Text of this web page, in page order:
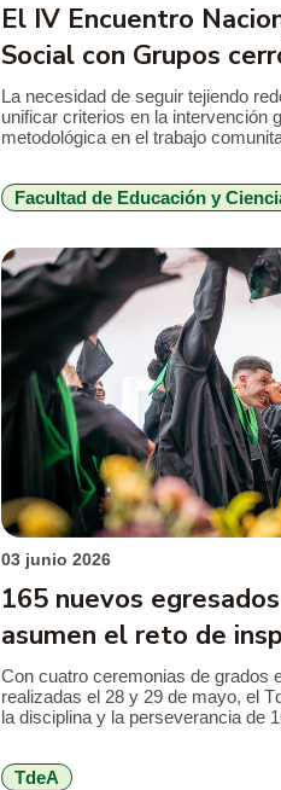
El IV Encuentro
Social con Grupos
en los 90 años de
Colombia
La necesidad de seguir tejiendo
unificar criterios en la intervención
metodológica en el trabajo
profesión, estos fueron consensos
Facultad de Educación y
03 junio 2026
165 nuevos
asumen el reto de
presente y
Con cuatro ceremonias de grados
realizadas el 28 y 29 de mayo, el
la disciplina y la perseverancia de
Ciencias Sociales, 23 de la
TdeA